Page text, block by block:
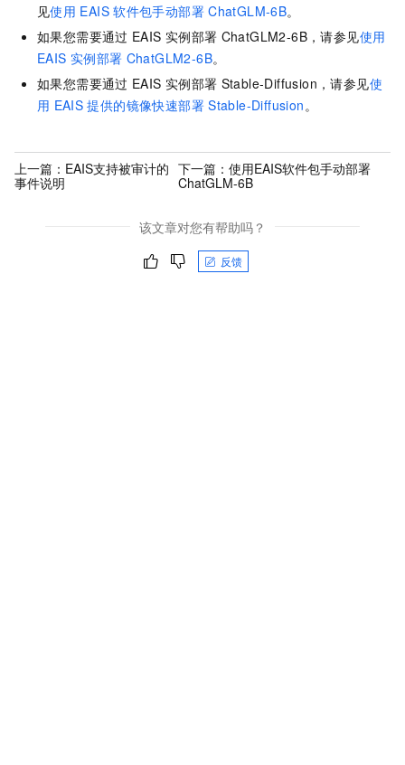
见使用 EAIS 软件包手动部署 ChatGLM-6B。
如果您需要通过 EAIS 实例部署 ChatGLM2-6B，请参见使用
EAIS 实例部署 ChatGLM2-6B。
如果您需要通过 EAIS 实例部署 Stable-Diffusion，请参见使
用 EAIS 提供的镜像快速部署 Stable-Diffusion 。
上一篇： EAIS支持被审计的
事件说明
下一篇： 使用EAIS软件包手动部署
ChatGLM-6B
该文章对您有帮助吗？
反馈